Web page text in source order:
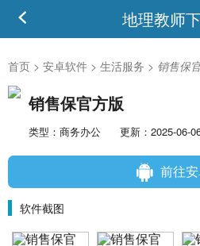
地理教师
首页 > 安卓软件 > 生活服务 > 销售保官方
销售保官方版
类型：商务办公 更新：2025-06-
前往
软件截图